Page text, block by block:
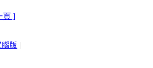
頁 ]
腦版 |